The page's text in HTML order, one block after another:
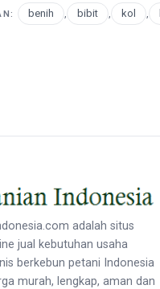
benih , bibit , kol ,
adalah situs
jual kebutuhan usaha
berkebun petani Indonesia
murah, lengkap, aman dan